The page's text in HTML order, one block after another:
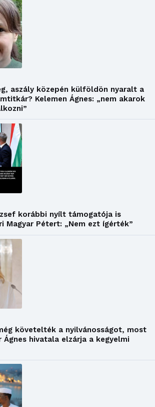
aszály közepén külföldön nyaralt a
Kelemen Ágnes: „nem akarok
korábbi nyílt támogatója is
Magyar Pétert: „Nem ezt ígérték”
követelték a nyilvánosságot, most
Ágnes hivatala elzárja a kegyelmi